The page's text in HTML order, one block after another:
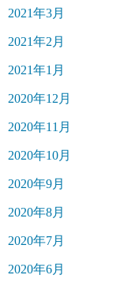
2021年3月
2021年2月
2021年1月
2020年12月
2020年11月
2020年10月
2020年9月
2020年8月
2020年7月
2020年6月